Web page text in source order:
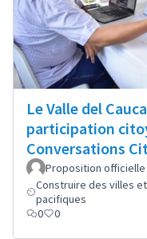
Le Valle del
participation
Conversations
Proposition officielle
Construire des villes
pacifiques
0
0